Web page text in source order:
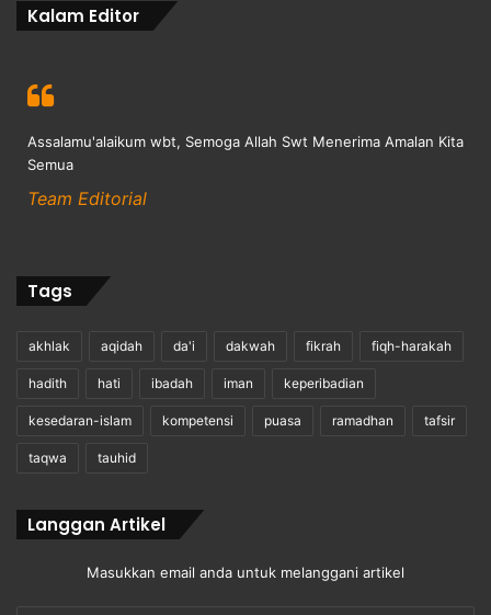
Kalam Editor
Assalamu'alaikum wbt, Semoga Allah Swt Menerima Amalan Kita
Semua
Team Editorial
Tags
akhlak aqidah da'i dakwah fikrah fiqh-harakah
hadith hati ibadah iman keperibadian
kesedaran-islam kompetensi puasa ramadhan tafsir
taqwa tauhid
Langgan Artikel
Masukkan email anda untuk melanggani artikel